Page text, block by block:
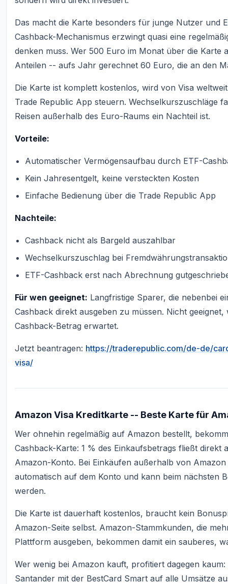
Das macht die Karte besonders für junge Nutzer und
Cashback-Mechanismus erzwingt quasi eine
denken muss. Wer 500 Euro im Monat über die Karte
Anteilen -- aufs Jahr gerechnet 60 Euro, die an den
Die Karte ist komplett kostenlos, wird von Visa
Trade Republic App steuern. Wechselkurszuschläge
Reisen außerhalb des Euro-Raums ein Nachteil ist.
Vorteile:
Automatischer Vermögensaufbau durch ETF-
Kein Jahresentgelt, keine versteckten Kosten
Einfache Bedienung über die Trade Republic App
Nachteile:
Cashback nicht als Bargeld auszahlbar
Wechselkurszuschlag bei
ETF-Cashback erst nach Abrechnung
Für wen geeignet: Langfristige Sparer, die nebenbei
Cashback direkt ausgeben zu müssen. Nicht
Cashback-Betrag erwartet.
Jetzt beantragen: https://traderepublic.com/de-de/
visa/
Amazon Visa Kreditkarte -- Beste Karte für
Wer ohnehin regelmäßig auf Amazon bestellt,
Cashback-Karte: 1 % des Einkaufsbetrags fließt
Amazon-Konto. Bei Einkäufen außerhalb von
automatisch auf dem Konto und kann beim nächsten
werden.
Die Karte ist dauerhaft kostenlos, braucht kein
Amazon-Seite selbst. Amazon-Stammkunden, die
Plattform ausgeben, bekommen damit ein sauberes,
Wer wenig bei Amazon kauft, profitiert dagegen
Santander mit der BestCard Smart auf alle Umsätze